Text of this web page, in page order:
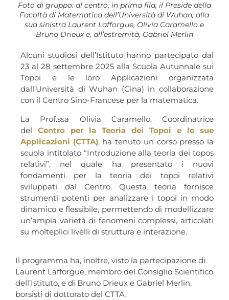
Foto di gruppo: al centro, in prima fila, il Preside della
Facoltà di Matematica dell’Università di Wuhan, alla
sua sinistra Laurent Lafforgue, Olivia Caramello e
Bruno Drieux e, all’estremità, Gabriel Merlin
Alcuni studiosi dell’Istituto hanno partecipato dal
23 al 28 settembre 2025 alla Scuola Autunnale sui
Topoi e le loro Applicazioni organizzata
dall’Università di Wuhan (Cina) in collaborazione
con il Centro Sino-Francese per la matematica.
La Prof.ssa Olivia Caramello, Coordinatrice
del Centro per la Teoria dei Topoi e le sue
Applicazioni (CTTA), ha tenuto un corso presso la
scuola intitolato “Introduzione alla teoria dei topos
relativi”, nel quale ha presentato i nuovi
fondamenti per la teoria dei topoi relativi
sviluppati dal Centro. Questa teoria fornisce
strumenti potenti per analizzare i topoi in modo
dinamico e flessibile, permettendo di modellizzare
un’ampia varietà di fenomeni complessi, articolati
su molteplici livelli di struttura e interazione.
Il programma ha, inoltre, visto la partecipazione di
Laurent Lafforgue, membro del Consiglio Scientifico
dell’Istituto, e di Bruno Drieux e Gabriel Merlin,
borsisti di dottorato del CTTA.